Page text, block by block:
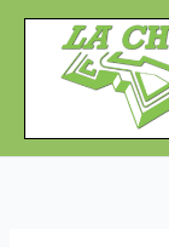
Aller
contenu